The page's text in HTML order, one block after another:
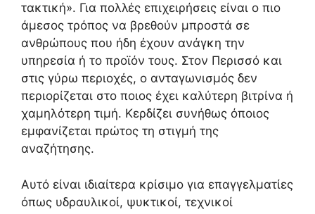
τακτική». Για πολλές επιχειρήσεις είναι ο πιο
άμεσος τρόπος να βρεθούν μπροστά σε
ανθρώπους που ήδη έχουν ανάγκη την
υπηρεσία ή το προϊόν τους. Στον Περισσό και
στις γύρω περιοχές, ο ανταγωνισμός δεν
περιορίζεται στο ποιος έχει καλύτερη βιτρίνα ή
χαμηλότερη τιμή. Κερδίζει συνήθως όποιος
εμφανίζεται πρώτος τη στιγμή της
αναζήτησης.
Αυτό είναι ιδιαίτερα κρίσιμο για επαγγελματίες
όπως υδραυλικοί, ψυκτικοί, τεχνικοί